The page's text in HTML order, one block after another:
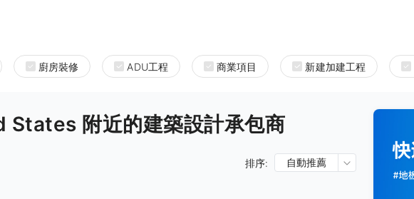
廚房裝修 ADU工程 商業項目 新建加建工程
附近的建築設計承包商
排序: 自動推薦